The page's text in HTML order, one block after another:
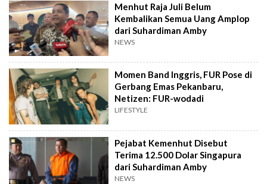
Menhut Raja Juli Belum
Kembalikan Semua Uang Amplop
dari Suhardiman Amby
NEWS
Momen Band Inggris, FUR Pose di
Gerbang Emas Pekanbaru,
Netizen: FUR-wodadi
LIFESTYLE
Pejabat Kemenhut Disebut
Terima 12.500 Dolar Singapura
dari Suhardiman Amby
NEWS